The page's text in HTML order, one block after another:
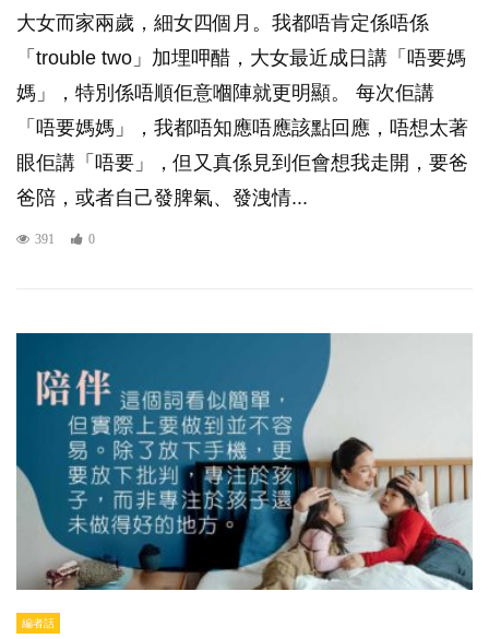
大女而家兩歲，細女四個月。我都唔肯定係唔係
「trouble two」加埋呷醋，大女最近成日講「唔要媽
媽」，特別係唔順佢意嗰陣就更明顯。 每次佢講
「唔要媽媽」，我都唔知應唔應該點回應，唔想太著
眼佢講「唔要」，但又真係見到佢會想我走開，要爸
爸陪，或者自己發脾氣、發洩情...
391 0
編者話